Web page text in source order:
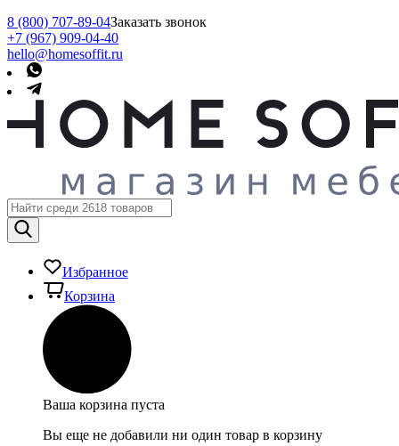
8 (800) 707-89-04Заказать звонок
+7 (967) 909-04-40
hello@homesoffit.ru
Избранное
Корзина
Ваша корзина пуста
Вы еще не добавили ни один товар в корзину